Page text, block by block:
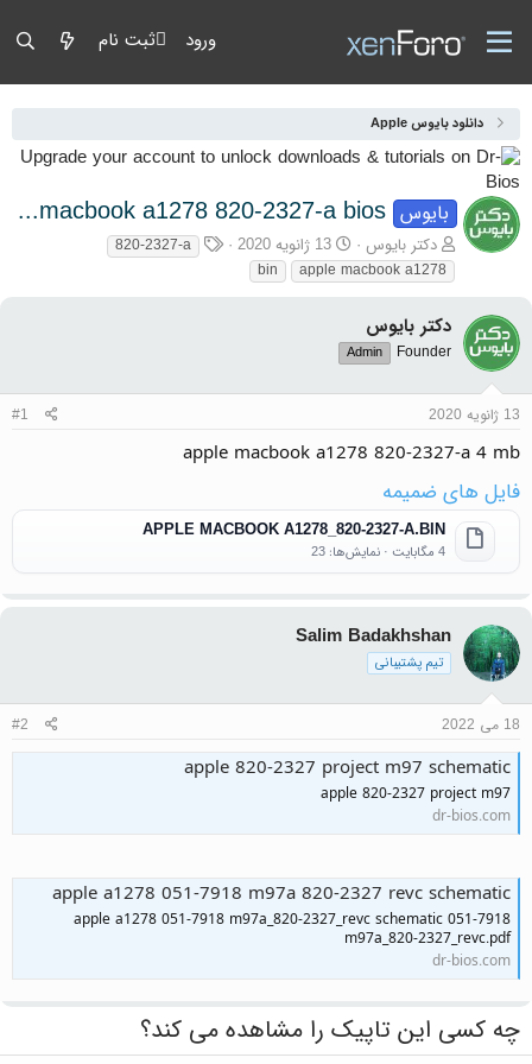
ورود ثبت نام
دانلود بایوس Apple
بایوس apple macbook a1278 820-2327-a bios
آغازگر گفتمان
دکتر بایوس تاریخ شروع
13 ژانویه 2020 برچسب‌ها
820-2327-a
apple macbook a1278
bin
دکتر بایوس
Founder
Admin
13 ژانویه 2020 #1
apple macbook a1278 820-2327-a 4 mb
فایل های ضمیمه
APPLE MACBOOK A1278_820-2327-A.BIN
4 مگابایت · نمایش‌ها: 23
Salim Badakhshan
تیم پشتیبانی
18 می 2022 #2
apple 820-2327 project m97 schematic
apple 820-2327 project m97
dr-bios.com
apple a1278 051-7918 m97a 820-2327 revc schematic
apple a1278 051-7918 m97a_820-2327_revc schematic 051-7918
m97a_820-2327_revc.pdf
dr-bios.com
چه کسی این تاپیک را مشاهده می کند؟